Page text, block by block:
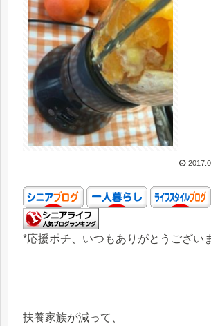
*応援ポチ、いつもありがとうござい
扶養家族が減って、